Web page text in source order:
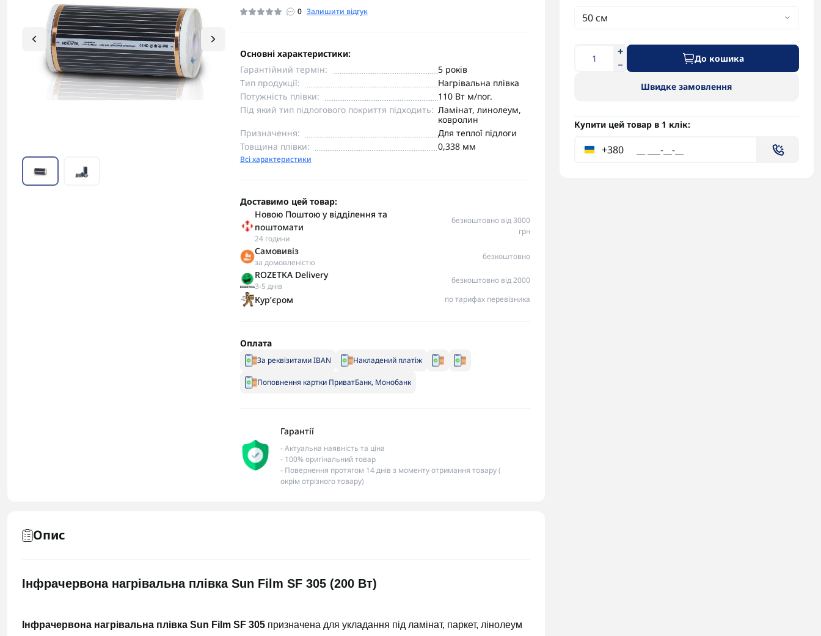
0 Залишити відгук
До кошика
Швидке замовлення
Купити цей товар в 1 клік:
+380
Основні характеристики:
Гарантійний термін:
5 років
Тип продукції:
Нагрівальна плівка
Потужність плівки:
110 Вт м/пог.
Під який тип підлогового покриття підходить: Ламінат, линолеум,
ковролин
Призначення:
Для теплої підлоги
Товщина плівки:
0,338 мм
Всі характеристики
Доставимо цей товар:
Новою Поштою у відділення та
поштомати
24 години
безкоштовно від 3000
грн
Самовивіз
за домовленістю
безкоштовно
ROZETKA Delivery
3-5 днів
безкоштовно від 2000
Курʼєром по тарифах перевізника
Оплата
За реквізитами IBAN Накладений платіж
Поповнення картки ПриватБанк, Монобанк
Гарантії
- Актуальна наявність та ціна
- 100% оригінальний товар
- Повернення протягом 14 днів з моменту отримання товару (
окрім отрізного товару)
Опис
Інфрачервона нагрівальна плівка Sun Film SF 305 (200 Вт)
Інфрачервона нагрівальна плівка Sun Film SF 305 призначена для укладання під ламінат, паркет, лінолеум